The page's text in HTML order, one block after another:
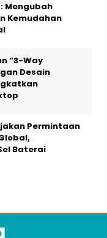
Mengubah
Kemudahan
“3-Way
Desain
Permintaan
Baterai